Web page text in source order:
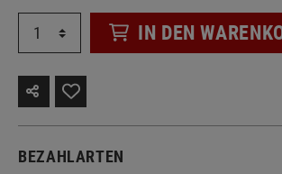
IN DEN
BEZAHLARTEN